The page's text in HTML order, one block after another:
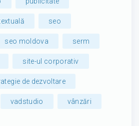
seo
seo moldova serm
site-ul corporativ
de dezvoltare
vadstudio vânzări